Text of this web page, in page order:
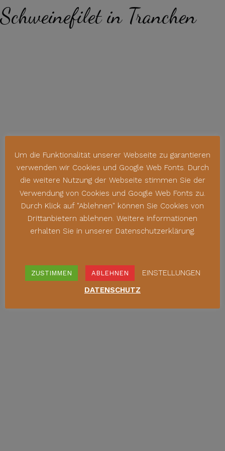
Schweinefilet in Tranchen
Um die Funktionalität unserer Webseite zu garantieren
verwenden wir Cookies und Google Web Fonts. Durch
die weitere Nutzung der Webseite stimmen Sie der
Verwendung von Cookies und Google Web Fonts zu.
Durch Klick auf "Ablehnen" können Sie Cookies von
Drittanbietern ablehnen. Weitere Informationen
erhalten Sie in unserer Datenschutzerklärung.
ZUSTIMMEN ABLEHNEN
EINSTELLUNGEN
DATENSCHUTZ